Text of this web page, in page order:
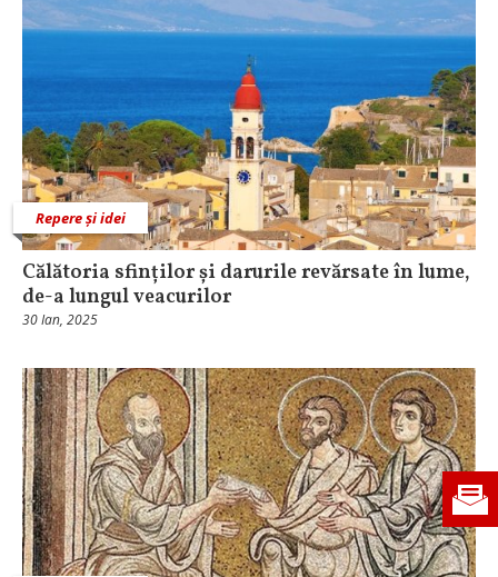
Repere și idei
Călătoria sfinților și darurile revărsate în lume,
de-a lungul veacurilor
30 Ian, 2025